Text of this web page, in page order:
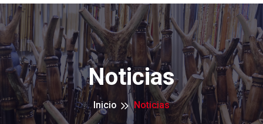
Noticias
Inicio Noticias